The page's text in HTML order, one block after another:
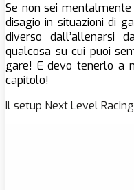
Se non sei
disagio in situazioni di
diverso dall’allenarsi
qualcosa su cui puoi
gare! E devo tenerlo a
capitolo!
Il setup Next Level